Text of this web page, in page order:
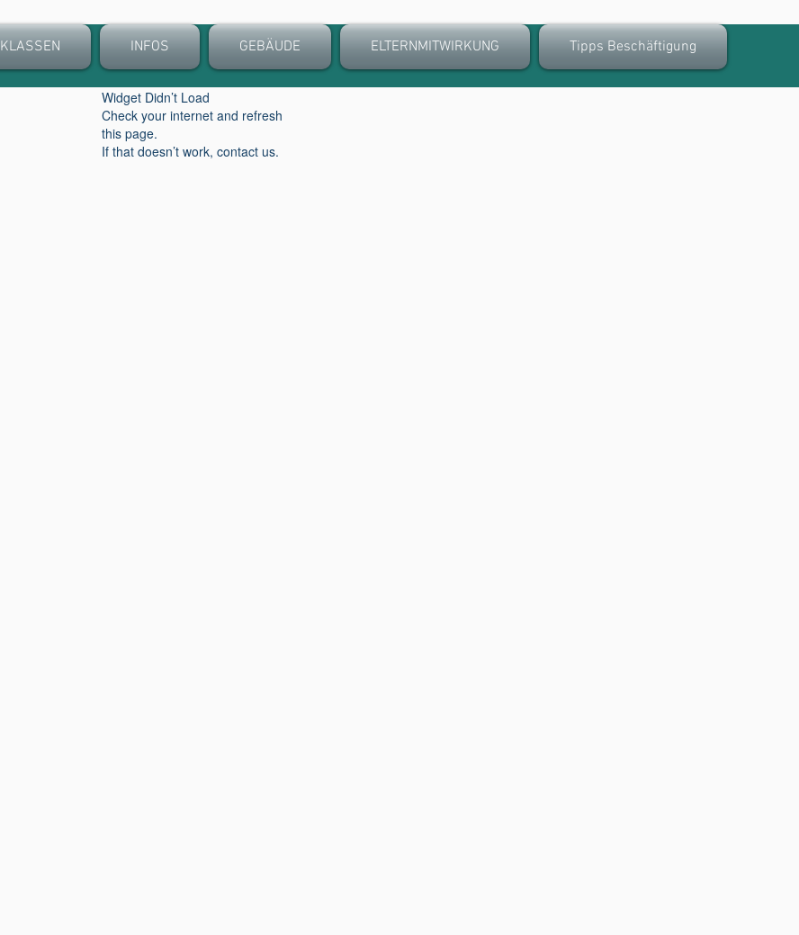
KLASSEN INFOS GEBÄUDE ELTERNMITWIRKUNG Tipps Beschäftigung
Widget Didn’t Load
Check your internet and refresh
this page.
If that doesn’t work, contact us.